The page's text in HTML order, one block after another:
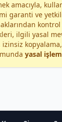
amacıyla,
garanti ve yetkili
ilgili yasal
yasal